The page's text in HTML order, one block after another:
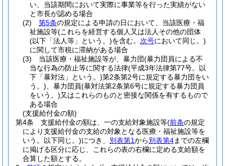
い、当該期間において実際に事業等を行った実績がない
と市長が認める場合
(2)
第5条の規定による申請の日において、当該医療・福
祉施設等(これらを経営する個人又は法人その他の団体
(以下「法人等」という。)を含む。 次号において同じ。)
に関して市税に滞納がある場合
(3)
当該医療・福祉施設等が、暴力団(暴力団員による不
当な行為の防止等に関する法律(平成3年法律第77号。以
下「暴対法」という。)第2条第2号に規定する暴力団をい
う。) 、暴力団員(暴対法第2条第6号に規定する暴力団員
をいう。)又はこれらのものと密接な関係を有するもので
ある場合
(支援給付金の額)
第4条
支援給付金の額は、一の支給対象施設等(前条の規定
により支援給付金の支給の対象となる医療・福祉施設等を
いう。以下同じ。)につき、 別表第1から別表第4までの左欄
に掲げる区分に応じ、これらの表の右欄に定める支給額を
合算した額とする。